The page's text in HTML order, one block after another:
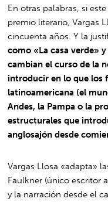
En otras palabras, si
premio literario, Vargas
cincuenta años. Y la
como «La casa verde»
cambian el curso de la
introducir en lo que los
latinoamericana (el
Andes, la Pampa o la
estructurales que
anglosajón desde
Vargas Llosa «adapta»
Faulkner (único escritor
y la narración desde el